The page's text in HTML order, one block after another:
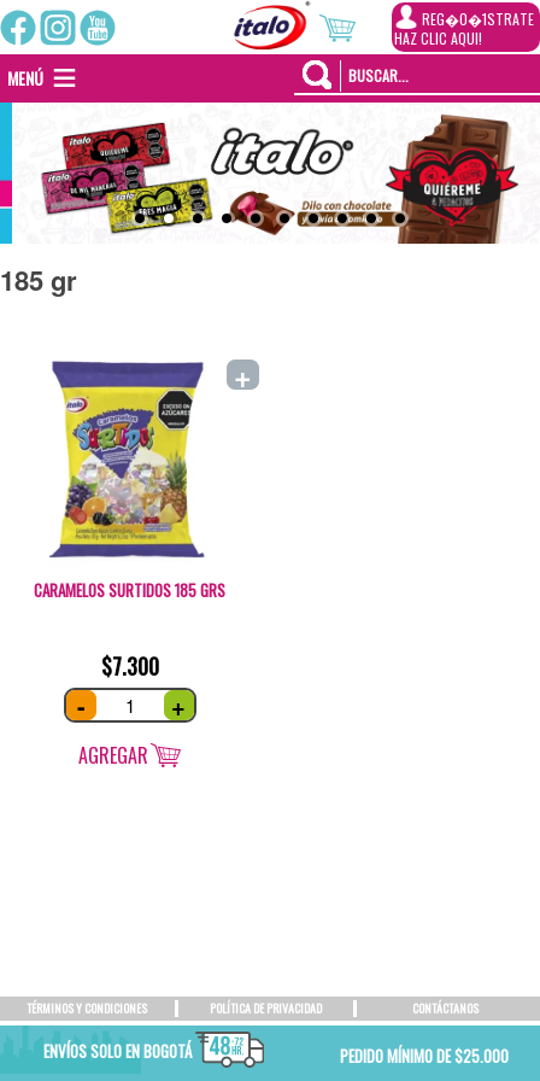
REG�0�1STRATE
HAZ CLIC AQUI!
MENÚ
185 gr
CARAMELOS SURTIDOS 185 GRS
$7.300
- Caramelos
surtidos
185
quantity
+
AGREGAR
+
TÉRMINOS Y CONDICIONES POLÍTICA DE PRIVACIDAD CONTÁCTANOS
ENVÍOS SOLO EN BOGOTÁ PEDIDO MÍNIMO DE $25.000